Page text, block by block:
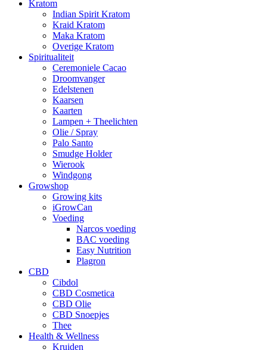
Kratom
Indian Spirit Kratom
Kraid Kratom
Maka Kratom
Overige Kratom
Spiritualiteit
Ceremoniele Cacao
Droomvanger
Edelstenen
Kaarsen
Kaarten
Lampen + Theelichten
Olie / Spray
Palo Santo
Smudge Holder
Wierook
Windgong
Growshop
Growing kits
iGrowCan
Voeding
Narcos voeding
BAC voeding
Easy Nutrition
Plagron
CBD
Cibdol
CBD Cosmetica
CBD Olie
CBD Snoepjes
Thee
Health & Wellness
Kruiden